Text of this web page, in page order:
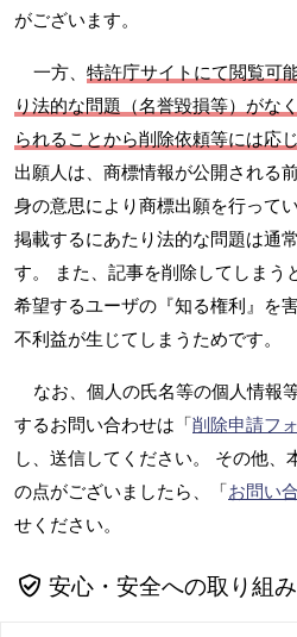
がございます。
一方、 特許庁サイトにて閲覧可
り法的な問題（名誉毀損等）がな
られることから削除依頼等には応
出願人は、商標情報が公開される
身の意思により商標出願を行って
掲載するにあたり法的な問題は通
す。 また、記事を削除してしまう
希望するユーザの『知る権利』を
不利益が生じてしまうためです。
なお、個人の氏名等の個人情報
するお問い合わせは「削除申請フ
し、送信してください。 その他、
の点がございましたら、「お問い
せください。
安心・安全への取り組み